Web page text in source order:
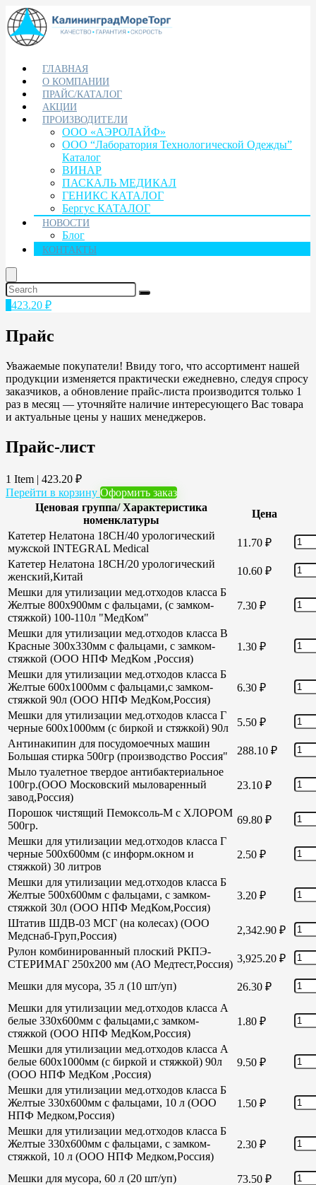
ГЛАВНАЯ
О КОМПАНИИ
ПРАЙС/КАТАЛОГ
АКЦИИ
ПРОИЗВОДИТЕЛИ
ООО «АЭРОЛАЙФ»
ООО “Лаборатория Технологической Одежды”
Каталог
ВИНАР
ПАСКАЛЬ МЕДИКАЛ
ГЕНИКС КАТАЛОГ
Бергус КАТАЛОГ
НОВОСТИ
Блог
КОНТАКТЫ
423.20 ₽
Прайс
Уважаемые покупатели! Ввиду того, что ассортимент нашей
продукции изменяется практически ежедневно, следуя спросу
заказчиков, а обновление прайс-листа производится только 1
раз в месяц — уточняйте наличие интересующего Вас товара
и актуальные цены у наших менеджеров.
Прайс-лист
1 Item | 423.20 ₽
Перейти в корзину Оформить заказ
Ценовая группа/ Характеристика
номенклатуры
Цена
Катетер Нелатона 18CH/40 урологический
мужской INTEGRAL Medical
11.70 ₽
Катетер Нелатона 18CH/20 урологический
женский,Китай
10.60 ₽
Мешки для утилизации мед.отходов класса Б
Желтые 800х900мм с фальцами, (с замком-
стяжкой) 100-110л "МедКом"
7.30 ₽
Мешки для утилизации мед.отходов класса В
Красные 300х330мм с фальцами, с замком-
стяжкой (ООО НПФ МедКом ,Россия)
1.30 ₽
Мешки для утилизации мед.отходов класса Б
Желтые 600х1000мм с фальцами,с замком-
стяжкой 90л (ООО НПФ МедКом,Россия)
6.30 ₽
Мешки для утилизации мед.отходов класса Г
черные 600х1000мм (с биркой и стяжкой) 90л
5.50 ₽
Антинакипин для посудомоечных машин
Большая стирка 500гр (производство Россия"
288.10 ₽
Мыло туалетное твердое антибактериальное
100гр.(ООО Московский мыловаренный
завод,Россия)
23.10 ₽
Порошок чистящий Пемоксоль-М с ХЛОРОМ
500гр.
69.80 ₽
Мешки для утилизации мед.отходов класса Г
черные 500х600мм (с информ.окном и
стяжкой) 30 литров
2.50 ₽
Мешки для утилизации мед.отходов класса Б
Желтые 500х600мм с фальцами, с замком-
стяжкой 30л (ООО НПФ МедКом,Россия)
3.20 ₽
Штатив ШДВ-03 МСГ (на колесах) (ООО
Медснаб-Груп,Россия)
2,342.90 ₽
Рулон комбинированный плоский РКПЭ-
СТЕРИМАГ 250х200 мм (АО Медтест,Россия) 3,925.20 ₽
Мешки для мусора, 35 л (10 шт/уп) 26.30 ₽
Мешки для утилизации мед.отходов класса А
белые 330х600мм с фальцами,с замком-
стяжкой (ООО НПФ МедКом,Россия)
1.80 ₽
Мешки для утилизации мед.отходов класса А
белые 600х1000мм (с биркой и стяжкой) 90л
(ООО НПФ МедКом ,Россия)
9.50 ₽
Мешки для утилизации мед.отходов класса Б
Желтые 330х600мм с фальцами, 10 л (ООО
НПФ Медком,Россия)
1.50 ₽
Мешки для утилизации мед.отходов класса Б
Желтые 330х600мм с фальцами, с замком-
стяжкой, 10 л (ООО НПФ Медком,Россия)
2.30 ₽
Мешки для мусора, 60 л (20 шт/уп) 73.50 ₽